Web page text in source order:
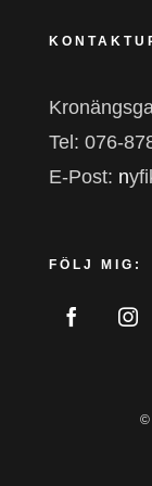
Tel: 076-
E-Post: n
FÖLJ MIG:
©